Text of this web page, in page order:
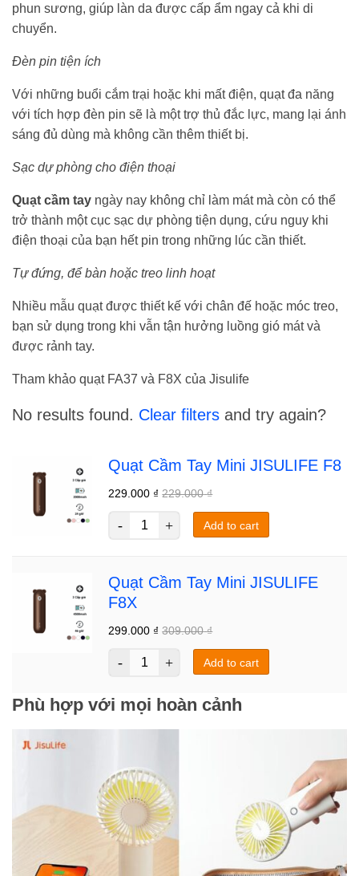
phun sương, giúp làn da được cấp ẩm ngay cả khi di
chuyển.
Đèn pin tiện ích
Với những buổi cắm trại hoặc khi mất điện, quạt đa năng
với tích hợp đèn pin sẽ là một trợ thủ đắc lực, mang lại ánh
sáng đủ dùng mà không cần thêm thiết bị.
Sạc dự phòng cho điện thoại
Quạt cầm tay ngày nay không chỉ làm mát mà còn có thể
trở thành một cục sạc dự phòng tiện dụng, cứu nguy khi
điện thoại của bạn hết pin trong những lúc cần thiết.
Tự đứng, để bàn hoặc treo linh hoạt
Nhiều mẫu quạt được thiết kế với chân đế hoặc móc treo,
bạn sử dụng trong khi vẫn tận hưởng luồng gió mát và
được rảnh tay.
Tham khảo quạt FA37 và F8X của Jisulife
No results found. Clear filters and try again?
Quạt Cầm Tay Mini JISULIFE F8
229.000 ₫ 229.000 ₫
Add to cart
Quạt Cầm Tay Mini JISULIFE
F8X
299.000 ₫ 309.000 ₫
Add to cart
Phù hợp với mọi hoàn cảnh